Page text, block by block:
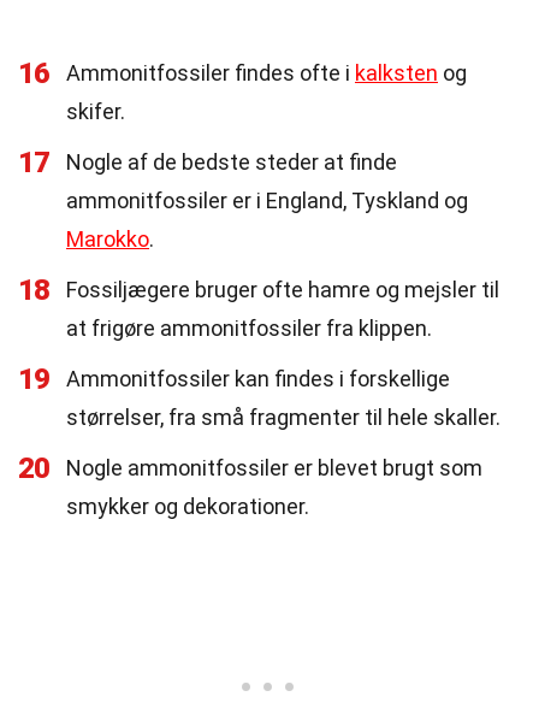
16 Ammonitfossiler findes ofte i kalksten og
skifer.
17
Nogle af de bedste steder at finde
ammonitfossiler er i England, Tyskland og
Marokko.
18
Fossiljægere bruger ofte hamre og mejsler til
at frigøre ammonitfossiler fra klippen.
19
Ammonitfossiler kan findes i forskellige
størrelser, fra små fragmenter til hele skaller.
20
Nogle ammonitfossiler er blevet brugt som
smykker og dekorationer.